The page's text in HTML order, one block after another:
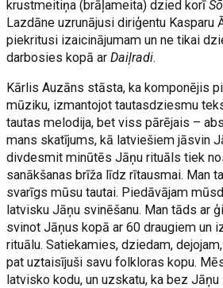
krustmeitiņa (brāļameita) dzied korī
Lazdāne uzrunājusi diriģentu Kasparu
piekritusi izaicinājumam un ne tikai
darbosies kopā arDaiļradi.
Kārlis Auzāns stāsta, ka komponējis
mūziku, izmantojot tautasdziesmu
tautas melodija, bet viss pārējais –
mans skatījums, kā latviešiem jāsvin
divdesmit minūtēs Jāņu rituāls tiek
sanākšanas brīža līdz rītausmai. Man
svarīgs mūsu tautai. Piedāvājam
latvisku Jāņu svinēšanu. Man tāds ar
svinot Jāņus kopā ar 60 draugiem un
rituālu. Satiekamies, dziedam,
pat uztaisījuši savu folkloras kopu.
latvisko kodu, un uzskatu, ka bez